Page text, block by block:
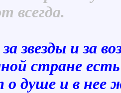
всегда.
звезды и за
стране
о душе и в